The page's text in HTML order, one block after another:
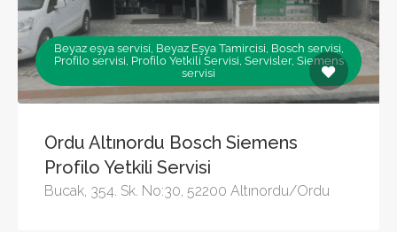
Beyaz eşya servisi, Beyaz Eşya Tamircisi, Bosch servisi,
Profilo servisi, Profilo Yetkili Servisi, Servisler, Siemens
servisi
Ordu Altınordu Bosch Siemens
Profilo Yetkili Servisi
Bucak, 354. Sk. No:30, 52200 Altınordu/Ordu